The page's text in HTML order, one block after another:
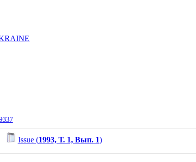
Issue (1993, Т. 1, Вып. 1)